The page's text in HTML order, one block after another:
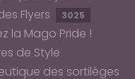
Flyers
3025
la Mago Pride !
de Style
des sortilèges